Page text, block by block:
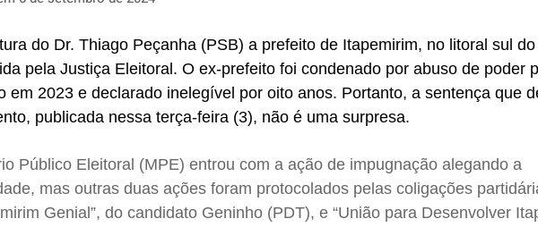
do Dr. Thiago Peçanha (PSB) a prefeito de Itapemirim, no litoral sul
pela Justiça Eleitoral. O ex-prefeito foi condenado por abuso de poder
em 2023 e declarado inelegível por oito anos. Portanto, a sentença que
publicada nessa terça-feira (3), não é uma surpresa.
Público Eleitoral (MPE) entrou com a ação de impugnação alegando a
mas outras duas ações foram protocolados pelas coligações
Genial”, do candidato Geninho (PDT), e “União para Desenvolver